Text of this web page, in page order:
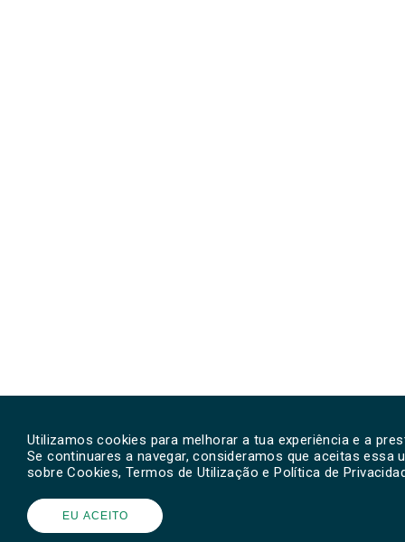
Utilizamos cookies para melhorar a tua experiência e a
Se continuares a navegar, consideramos que aceitas essa
sobre Cookies, Termos de Utilização e Política de
EU ACEITO